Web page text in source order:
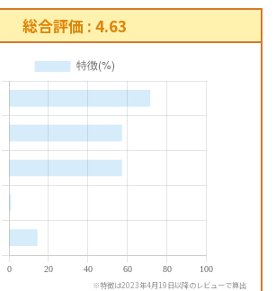
総合評価 : 4.63
※特徴は2023年4月19日以降のレビューで算出